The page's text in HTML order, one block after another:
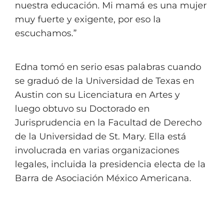
nuestra educación. Mi mamá es una mujer
muy fuerte y exigente, por eso la
escuchamos.”
Edna tomó en serio esas palabras cuando
se graduó de la Universidad de Texas en
Austin con su Licenciatura en Artes y
luego obtuvo su Doctorado en
Jurisprudencia en la Facultad de Derecho
de la Universidad de St. Mary. Ella está
involucrada en varias organizaciones
legales, incluida la presidencia electa de la
Barra de Asociación México Americana.